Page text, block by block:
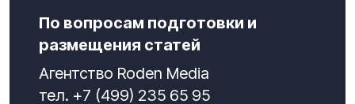
По вопросам подготовки и
размещения статей
Агентство Roden Media
тел. +7 (499) 235 65 95